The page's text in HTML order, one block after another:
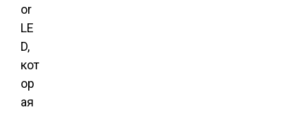
or
LE
D,
кот
ор
ая